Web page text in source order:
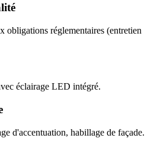
obligations réglementaires (entretien
éclairage LED intégré.
d'accentuation, habillage de façade.